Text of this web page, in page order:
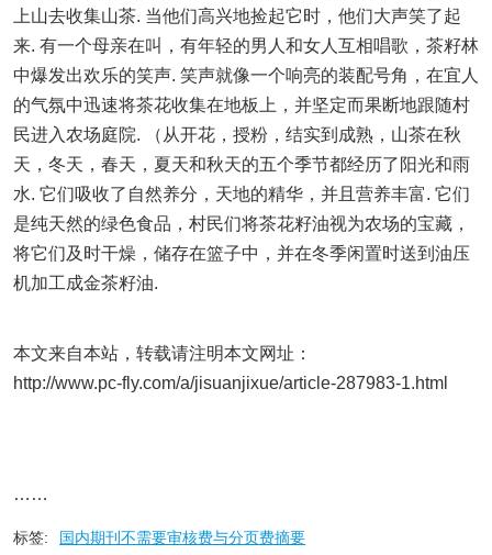
上山去收集山茶. 当他们高兴地捡起它时，他们大声笑了起
来. 有一个母亲在叫，有年轻的男人和女人互相唱歌，茶籽林
中爆发出欢乐的笑声. 笑声就像一个响亮的装配号角，在宜人
的气氛中迅速将茶花收集在地板上，并坚定而果断地跟随村
民进入农场庭院. （从开花，授粉，结实到成熟，山茶在秋
天，冬天，春天，夏天和秋天的五个季节都经历了阳光和雨
水. 它们吸收了自然养分，天地的精华，并且营养丰富. 它们
是纯天然的绿色食品，村民们将茶花籽油视为农场的宝藏，
将它们及时干燥，储存在篮子中，并在冬季闲置时送到油压
机加工成金茶籽油.
本文来自本站，转载请注明本文网址：
http://www.pc-fly.com/a/jisuanjixue/article-287983-1.html
……
标签: 国内期刊不需要审核费与分页费摘要